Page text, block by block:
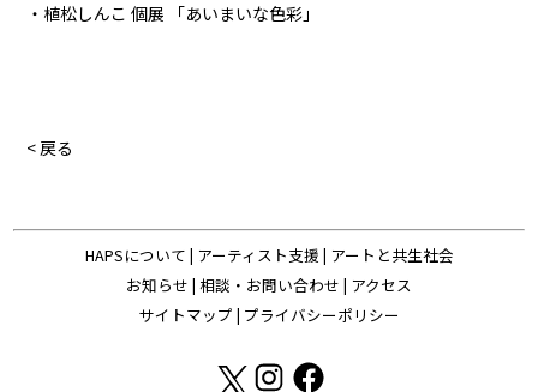
・植松しんこ 個展 「あいまいな色彩」
< 戻る
HAPSについて | アーティスト支援 | アートと共生社会
お知らせ | 相談・お問い合わせ | アクセス
サイトマップ | プライバシーポリシー